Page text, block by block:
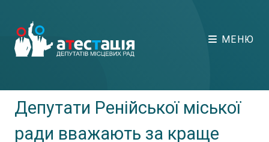
МЕНЮ
Депутати Ренійської міської
ради вважають за краще